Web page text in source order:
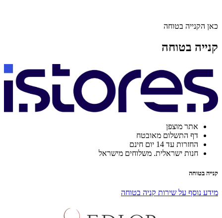
כאן הקנייה בטוחה
קנייה בטוחה
אתר מוצפן
דף התשלום מאובטח
החזרות עד 14 יום חינם
חנות ישראלית. משלוחים מישראל
קנייה בטוחה
מידע נוסף על שירות קניה בטוחה